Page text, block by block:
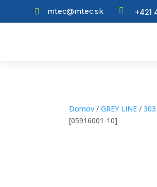
 mtec@mtec.sk  +421
Domov /GREY LINE /
[05916001-10]